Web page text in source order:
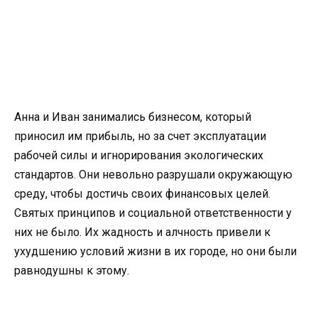
Анна и Иван занимались бизнесом, который
приносил им прибыль, но за счет эксплуатации
рабочей силы и игнорирования экологических
стандартов. Они невольно разрушали окружающую
среду, чтобы достичь своих финансовых целей.
Святых принципов и социальной ответственности у
них не было. Их жадность и алчность привели к
ухудшению условий жизни в их городе, но они были
равнодушны к этому.